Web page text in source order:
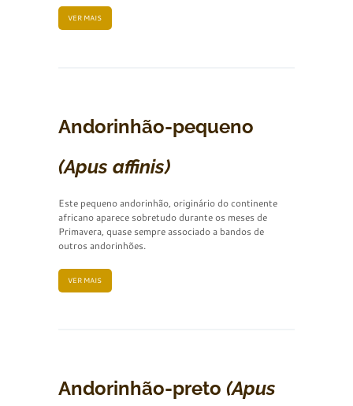
VER MAIS
Andorinhão-pequeno
(Apus affinis)
Este pequeno andorinhão, originário do continente
africano aparece sobretudo durante os meses de
Primavera, quase sempre associado a bandos de
outros andorinhões.
VER MAIS
Andorinhão-preto (Apus